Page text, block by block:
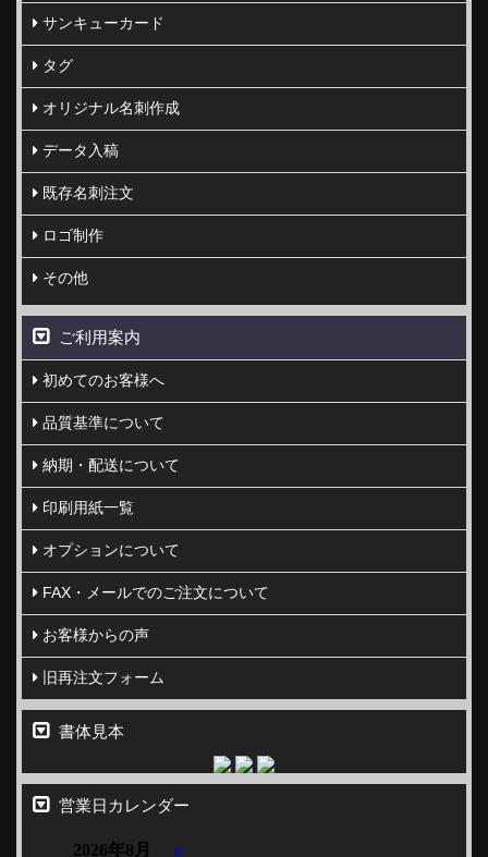
サンキューカード
タグ
オリジナル名刺作成
データ入稿
既存名刺注文
ロゴ制作
その他
ご利用案内
初めてのお客様へ
品質基準について
納期・配送について
印刷用紙一覧
オプションについて
FAX・メールでのご注文について
お客様からの声
旧再注文フォーム
書体見本
営業日カレンダー